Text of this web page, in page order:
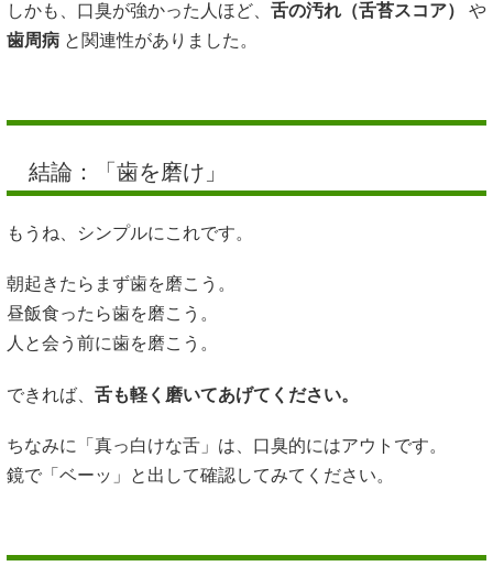
しかも、口臭が強かった人ほど、 舌の汚れ（舌苔スコア）
や
歯周病 と関連性がありました。
結論：「歯を磨け」
もうね、シンプルにこれです。
朝起きたらまず歯を磨こう。
昼飯食ったら歯を磨こう。
人と会う前に歯を磨こう。
できれば、 舌も軽く磨いてあげてください。
ちなみに「真っ白けな舌」は、口臭的にはアウトです。
鏡で「ベーッ」と出して確認してみてください。